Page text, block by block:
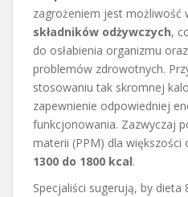
zagrożeniem jest możliwość
składników odżywczych,
do osłabienia organizmu
problemów zdrowotnych.
stosowaniu tak skromnej
zapewnienie odpowiedniej
funkcjonowania. Zazwyczaj
materii (PPM) dla większości
1300 do 1800 kcal.
Specjaliści sugerują, by dieta